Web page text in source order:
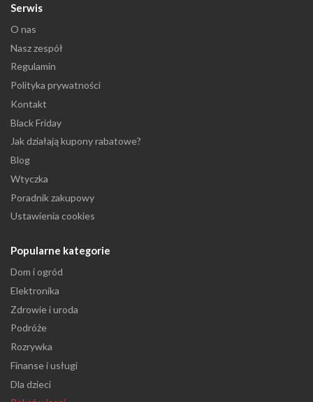
Serwis
O nas
Nasz zespół
Regulamin
Polityka prywatności
Kontakt
Black Friday
Jak działają kupony rabatowe?
Blog
Wtyczka
Poradnik zakupowy
Ustawienia cookies
Popularne kategorie
Dom i ogród
Elektronika
Zdrowie i uroda
Podróże
Rozrywka
Finanse i usługi
Dla dzieci